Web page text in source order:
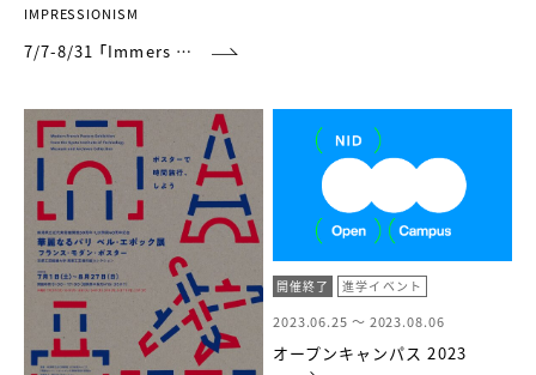
IMPRESSIONISM
7/7-8/31 「Immers …
開催終了 進学イベント
2023.06.25 ～ 2023.08.06
オープンキャンパス 2023